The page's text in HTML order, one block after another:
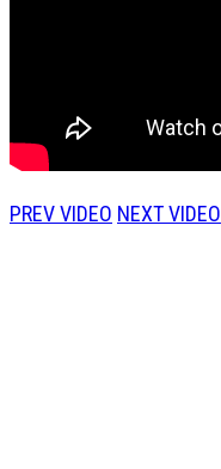
PREV VIDEO NEXT VIDEO